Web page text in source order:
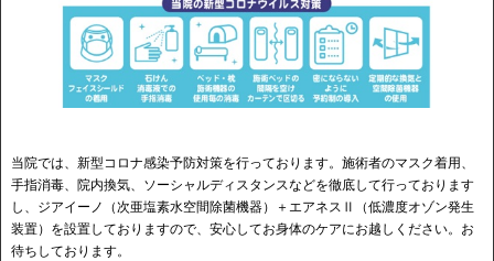
当院では、新型コロナ感染予防対策を行っております。施術者のマスク着用、
手指消毒、院内換気、ソーシャルディスタンスなどを徹底して行っております
し、ジアイーノ（次亜塩素水空間除菌機器）＋エアネスⅡ（低濃度オゾン発生
装置）を設置しておりますので、安心してお身体のケアにお越しください。お
待ちしております。